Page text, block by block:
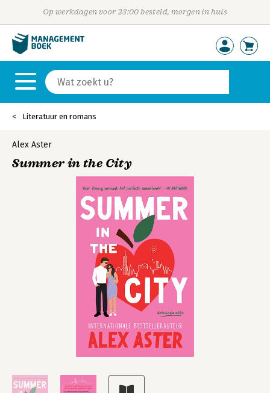
Op werkdagen voor 23:00 besteld, morgen in huis
Literatuur en romans
Alex Aster
Summer in the City